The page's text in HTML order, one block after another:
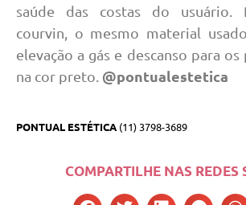
saúde das costas do usuário.
courvin, o mesmo material
elevação a gás e descanso para
na cor preto. @pontualestetica
PONTUAL ESTÉTICA (11) 3798-3689
COMPARTILHE NAS REDES